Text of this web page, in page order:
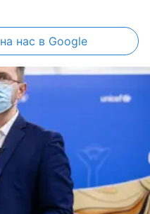
на нас в Google